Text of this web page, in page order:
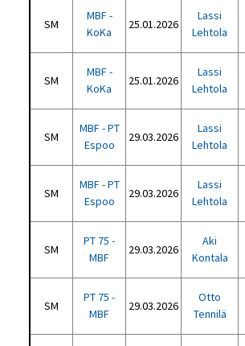
SM
MBF -
KoKa
25.01.2026
Lassi
Lehtola
SM
MBF -
KoKa
25.01.2026
Lassi
Lehtola
SM
MBF - PT
Espoo
29.03.2026
Lassi
Lehtola
SM
MBF - PT
Espoo
29.03.2026
Lassi
Lehtola
SM
PT 75 -
MBF
29.03.2026
Aki
Kontala
SM
PT 75 -
MBF
29.03.2026
Otto
Tennilä